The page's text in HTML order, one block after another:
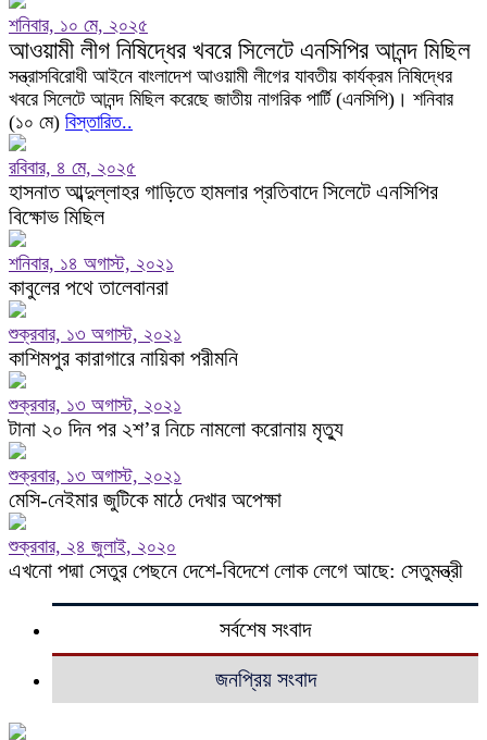
শনিবার, ১০ মে, ২০২৫
আওয়ামী লীগ নিষিদ্ধের খবরে সিলেটে এনসিপির আনন্দ মিছিল
সন্ত্রাসবিরোধী আইনে বাংলাদেশ আওয়ামী লীগের যাবতীয় কার্যক্রম নিষিদ্ধের
খবরে সিলেটে আনন্দ মিছিল করেছে জাতীয় নাগরিক পার্টি (এনসিপি)। শনিবার
(১০ মে) বিস্তারিত..
রবিবার, ৪ মে, ২০২৫
হাসনাত আব্দুল্লাহর গাড়িতে হামলার প্রতিবাদে সিলেটে এনসিপির
বিক্ষোভ মিছিল
শনিবার, ১৪ অগাস্ট, ২০২১
কাবুলের পথে তালেবানরা
শুক্রবার, ১৩ অগাস্ট, ২০২১
কাশিমপুর কারাগারে নায়িকা পরীমনি
শুক্রবার, ১৩ অগাস্ট, ২০২১
টানা ২০ দিন পর ২শ’র নিচে নামলো করোনায় মৃত্যু
শুক্রবার, ১৩ অগাস্ট, ২০২১
মেসি-নেইমার জুটিকে মাঠে দেখার অপেক্ষা
শুক্রবার, ২৪ জুলাই, ২০২০
এখনো পদ্মা সেতুর পেছনে দেশে-বিদেশে লোক লেগে আছে: সেতুমন্ত্রী
সর্বশেষ সংবাদ
জনপ্রিয় সংবাদ